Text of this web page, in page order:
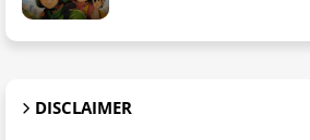
DISCLAIMER